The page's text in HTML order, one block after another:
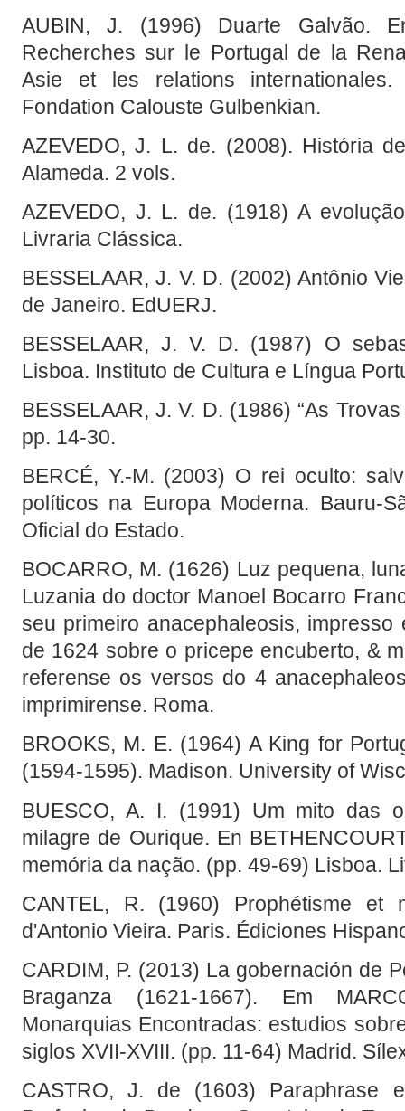
AUBIN, J. (1996) Duarte Galvão.
Recherches sur le Portugal de la
Asie et les relations
Fondation Calouste Gulbenkian.
AZEVEDO, J. L. de. (2008). História
Alameda. 2 vols.
AZEVEDO, J. L. de. (1918) A
Livraria Clássica.
BESSELAAR, J. V. D. (2002) Antônio
de Janeiro. EdUERJ.
BESSELAAR, J. V. D. (1987) O
Lisboa. Instituto de Cultura e Língua
BESSELAAR, J. V. D. (1986) “As
pp. 14-30.
BERCÉ, Y.-M. (2003) O rei oculto:
políticos na Europa Moderna. Bauru-
Oficial do Estado.
BOCARRO, M. (1626) Luz pequena,
Luzania do doctor Manoel Bocarro
seu primeiro anacephaleosis,
de 1624 sobre o pricepe encuberto, &
referense os versos do 4
imprimirense. Roma.
BROOKS, M. E. (1964) A King for
(1594-1595). Madison. University of
BUESCO, A. I. (1991) Um mito das
milagre de Ourique. En
memória da nação. (pp. 49-69) Lisboa.
CANTEL, R. (1960) Prophétisme et
d'Antonio Vieira. Paris. Édiciones
CARDIM, P. (2013) La gobernación de
Braganza (1621-1667). Em
Monarquias Encontradas: estudios
siglos XVII-XVIII. (pp. 11-64) Madrid.
CASTRO, J. de (1603) Paraphrase